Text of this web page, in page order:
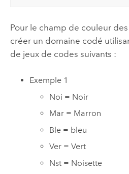
Pour le champ de couleur
créer un domaine codé
de jeux de codes suivants :
Exemple 1
Noi = Noir
Mar = Marron
Ble = bleu
Ver = Vert
Nst = Noisette